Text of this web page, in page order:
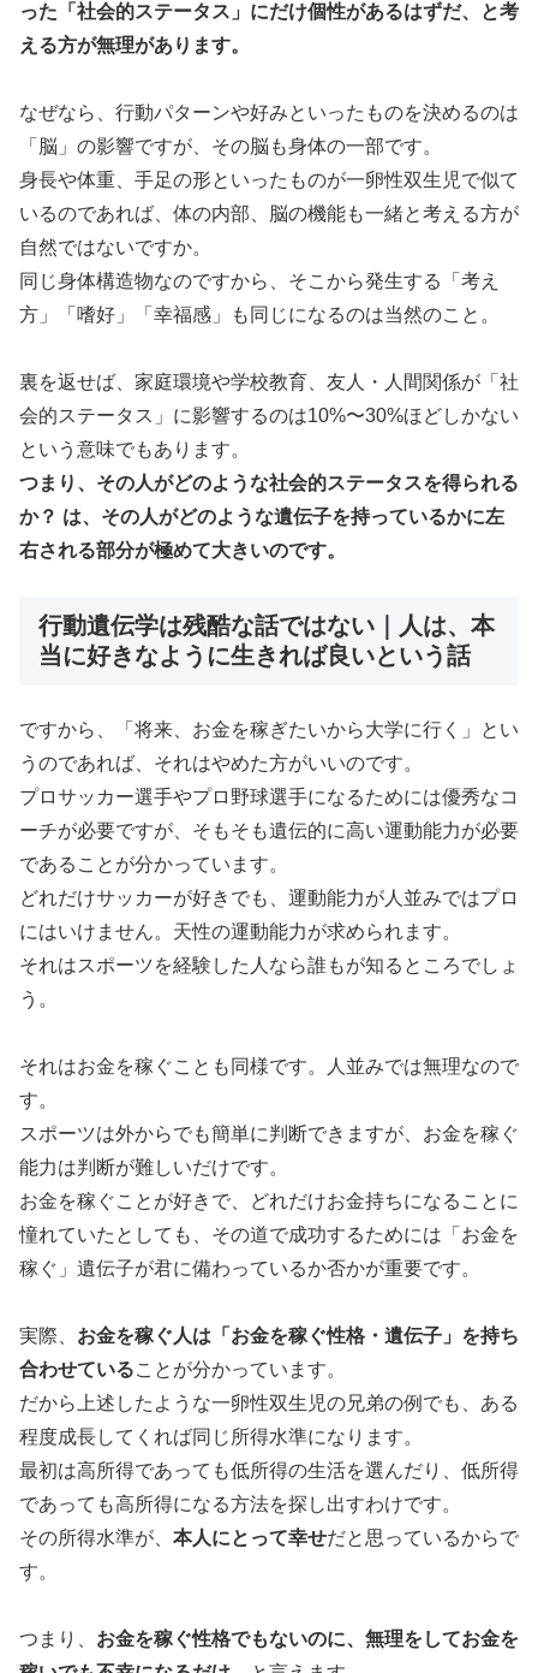
った「社会的ステータス」にだけ個性があるはずだ、と考
える方が無理があります。
なぜなら、行動パターンや好みといったものを決めるのは
「脳」の影響ですが、その脳も身体の一部です。
身長や体重、手足の形といったものが一卵性双生児で似て
いるのであれば、体の内部、脳の機能も一緒と考える方が
自然ではないですか。
同じ身体構造物なのですから、そこから発生する「考え
方」「嗜好」「幸福感」も同じになるのは当然のこと。
裏を返せば、家庭環境や学校教育、友人・人間関係が「社
会的ステータス」に影響するのは10%〜30%ほどしかない
という意味でもあります。
つまり、その人がどのような社会的ステータスを得られる
か？ は、その人がどのような遺伝子を持っているかに左
右される部分が極めて大きいのです。
行動遺伝学は残酷な話ではない｜人は、本
当に好きなように生きれば良いという話
ですから、「将来、お金を稼ぎたいから大学に行く」とい
うのであれば、それはやめた方がいいのです。
プロサッカー選手やプロ野球選手になるためには優秀なコ
ーチが必要ですが、そもそも遺伝的に高い運動能力が必要
であることが分かっています。
どれだけサッカーが好きでも、運動能力が人並みではプロ
にはいけません。天性の運動能力が求められます。
それはスポーツを経験した人なら誰もが知るところでしょ
う。
それはお金を稼ぐことも同様です。人並みでは無理なので
す。
スポーツは外からでも簡単に判断できますが、お金を稼ぐ
能力は判断が難しいだけです。
お金を稼ぐことが好きで、どれだけお金持ちになることに
憧れていたとしても、その道で成功するためには「お金を
稼ぐ」遺伝子が君に備わっているか否かが重要です。
実際、 お金を稼ぐ人は「お金を稼ぐ性格・遺伝子」を持ち
合わせていることが分かっています。
だから上述したような一卵性双生児の兄弟の例でも、ある
程度成長してくれば同じ所得水準になります。
最初は高所得であっても低所得の生活を選んだり、低所得
であっても高所得になる方法を探し出すわけです。
その所得水準が、 本人にとって幸せだと思っているからで
す。
つまり、 お金を稼ぐ性格でもないのに、無理をしてお金を